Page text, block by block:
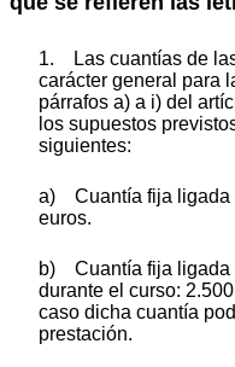
1. Las cuantías de
carácter general para
párrafos a) a i) del
los supuestos
siguientes:
a) Cuantía fija ligada
euros.
b) Cuantía fija ligada
durante el curso:
caso dicha cuantía
prestación.